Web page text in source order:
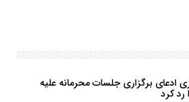
ادعای برگزاری جلسات محرمانه علیه
رد کرد